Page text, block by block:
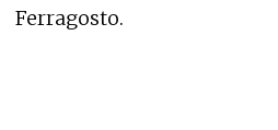
Ferragosto.